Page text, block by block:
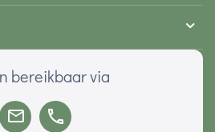
bereikbaar via